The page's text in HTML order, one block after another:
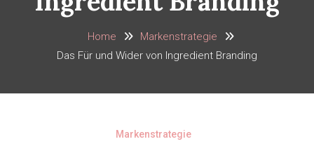
Home
Markenstrategie
Das Für und Wider von Ingredient Branding
Markenstrategie